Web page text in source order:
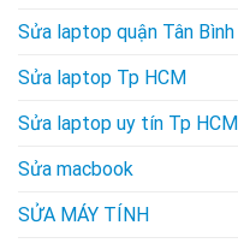
Sửa laptop quận Tân Bình
Sửa laptop Tp HCM
Sửa laptop uy tín Tp HCM
Sửa macbook
SỬA MÁY TÍNH